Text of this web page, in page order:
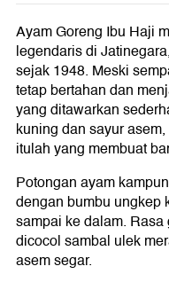
Ayam Goreng Ibu Haji
legendaris di
sejak 1948. Meski
tetap bertahan dan
yang ditawarkan
kuning dan sayur
itulah yang membuat
Potongan ayam
dengan bumbu ungkep
sampai ke dalam.
dicocol sambal ulek
asem segar.